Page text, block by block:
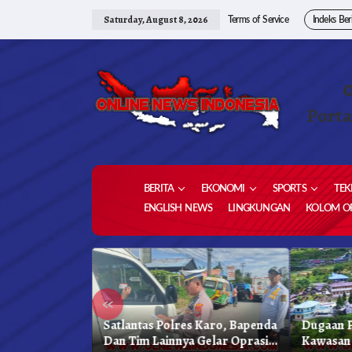
Saturday, August 8, 2026 Terms of Service Indeks
BERITA EKONOMI SPORTS
ENGLISH NEWS
LINGKUNGAN KOLOM
«
Satlantas Polres Karo, Bapenda
Dan Tim Lainnya Gelar Oprasi
Dugaan